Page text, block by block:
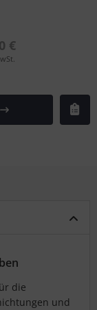
€
die
und